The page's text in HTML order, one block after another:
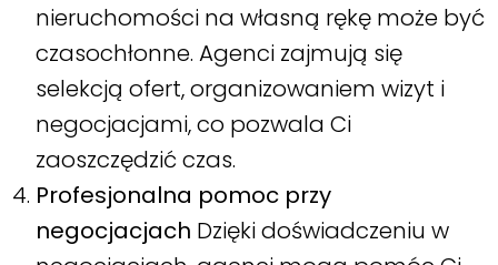
nieruchomości na własną rękę może być
czasochłonne. Agenci zajmują się
selekcją ofert, organizowaniem wizyt i
negocjacjami, co pozwala Ci
zaoszczędzić czas.
Profesjonalna pomoc przy
negocjacjach Dzięki doświadczeniu w